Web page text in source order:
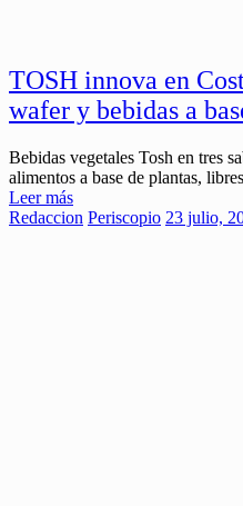
TOSH innova en
wafer y bebidas a
Bebidas vegetales Tosh en tres
alimentos a base de plantas,
Leer más
Redaccion Periscopio 23 julio,